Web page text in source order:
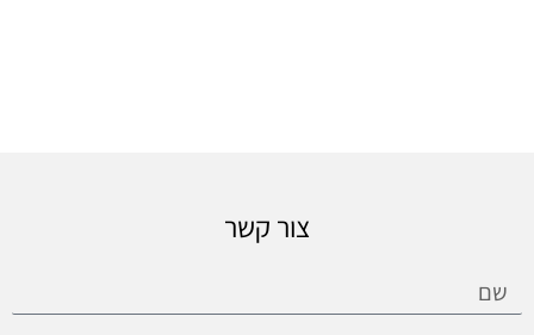
צור קשר